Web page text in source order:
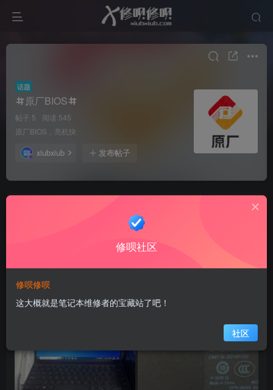
话题
原厂BIOS
帖子 5
阅读 545
原厂BIOS，亮机快
xiubxiub 发布帖子
私信
DELL 成就 5310 203121-1 bios 原厂 亮机快
DELL 成就 5310 203121-1 bios 原厂 亮机快
www.xiubxiub.com_203121-1bios.rar
下载
rar文件 10.5M
修呗社区
修呗修呗
这大概就是笔记本维修者的宝藏站了吧！
社区